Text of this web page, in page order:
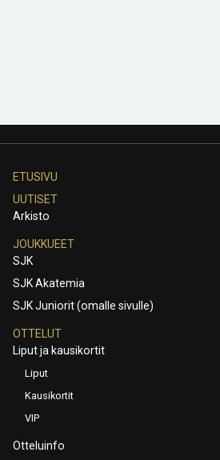
ETUSIVU
UUTISET
Arkisto
JOUKKUEET
SJK
SJK Akatemia
SJK Juniorit (omalle sivulle)
OTTELUT
Liput ja kausikortit
Liput
Kausikortit
VIP
Otteluinfo